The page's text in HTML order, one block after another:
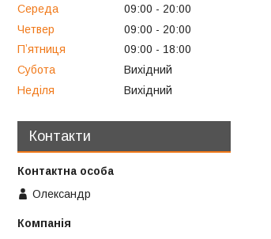
Середа
09:00
20:00
Четвер
09:00
20:00
Пʼятниця
09:00
18:00
Субота
Вихідний
Неділя
Вихідний
Контакти
Олександр